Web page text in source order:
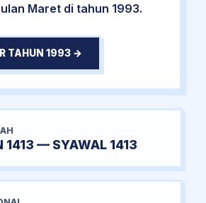
Maret di tahun 1993.
TAHUN 1993 →
1413 — SYAWAL 1413